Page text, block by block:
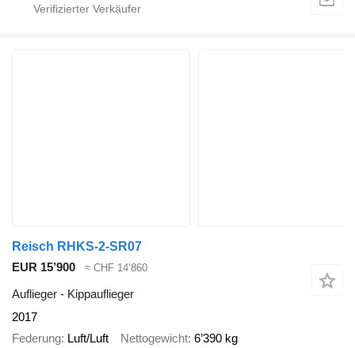
Reisch RHKS-2-SR07
EUR 15’900
≈ CHF 14’860
Auflieger - Kippauflieger
2017
Federung Luft/Luft Nettogewicht 6’390 kg